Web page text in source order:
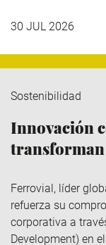
30 JUL 2026
Sostenibilidad
Innovación
Ferrovial, líder
refuerza su
corporativa a
Development) en